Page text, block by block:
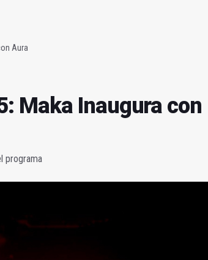
Aura
Maka Inaugura con
programa